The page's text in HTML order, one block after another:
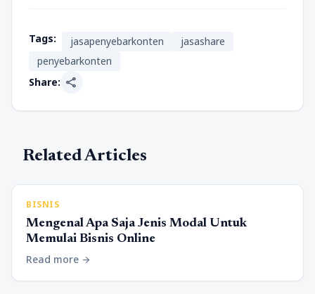
Tags: jasapenyebarkonten
jasashare
penyebarkonten
Share: share
Related Articles
BISNIS
Mengenal Apa Saja Jenis Modal Untuk
Memulai Bisnis Online
Read more arrow_forward